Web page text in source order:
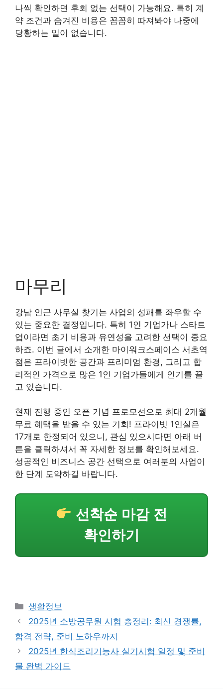
나씩 확인하면 후회 없는 선택이 가능해요. 특히 계
약 조건과 숨겨진 비용은 꼼꼼히 따져봐야 나중에
당황하는 일이 없습니다.
마무리
강남 인근 사무실 찾기는 사업의 성패를 좌우할 수
있는 중요한 결정입니다. 특히 1인 기업가나 스타트
업이라면 초기 비용과 유연성을 고려한 선택이 중요
하죠. 이번 글에서 소개한 마이워크스페이스 서초역
점은 프라이빗한 공간과 프리미엄 환경, 그리고 합
리적인 가격으로 많은 1인 기업가들에게 인기를 끌
고 있습니다.
현재 진행 중인 오픈 기념 프로모션으로 최대 2개월
무료 혜택을 받을 수 있는 기회! 프라이빗 1인실은
17개로 한정되어 있으니, 관심 있으시다면 아래 버
튼을 클릭하셔서 꼭 자세한 정보를 확인해보세요.
성공적인 비즈니스 공간 선택으로 여러분의 사업이
한 단계 도약하길 바랍니다.
선착순 마감 전
확인하기
Categories
생활정보
2025년 소방공무원 시험 총정리: 최신 경쟁률,
합격 전략, 준비 노하우까지
2025년 한식조리기능사 실기시험 일정 및 준비
물 완벽 가이드